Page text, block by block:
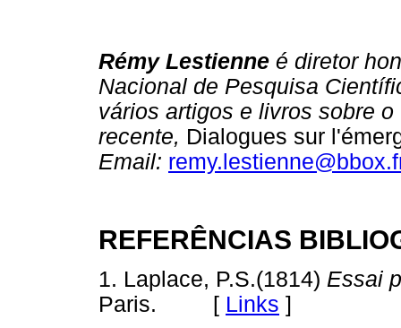
Rémy Lestienne é diretor
Nacional de Pesquisa
vários artigos e livros sobre
recente, Dialogues sur
Email:
REFERÊNCIAS
1. Laplace, P.S.(1814) Essai
Paris. [ Links ]